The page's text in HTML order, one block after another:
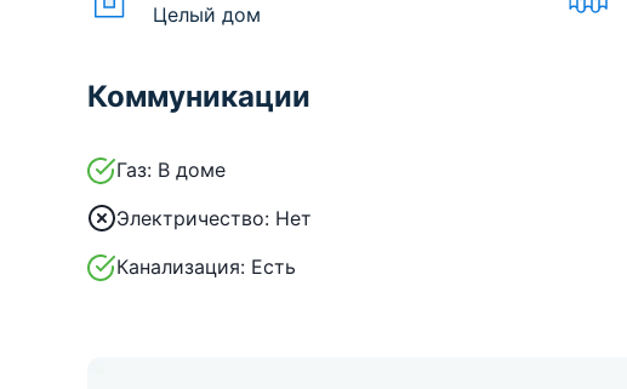
Целый дом
Коммуникации
Газ: В доме
Электричество: Нет
Канализация: Есть